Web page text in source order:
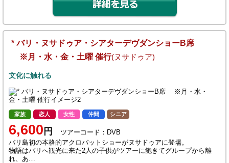
* バリ・ヌサドゥア・シアターデヴダンショーB席
※月・水・金・土曜 催行(ヌサドゥア)
文化に触れる
家族 恋人 女性 仲間 シニア
6,600 円
ツアーコード：DVB
バリ島初の本格的アクロバットショーがヌサドゥアに登場。
物語はバリへ観光に来た2人の子供がツアーに飽きてグループから離
れ、あ…